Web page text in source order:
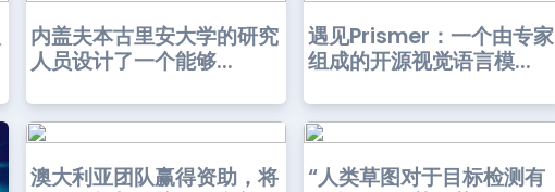
内盖夫本古里安大学的研究
人员设计了一个能够...
遇见Prismer：一个由专家
组成的开源视觉语言模...
澳大利亚团队赢得资助，将
“人类草图对于目标检测有